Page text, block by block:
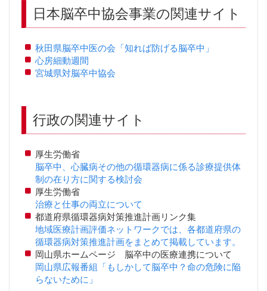
日本脳卒中協会事業の関連サイト
秋田県脳卒中医の会「知れば防げる脳卒中」
心房細動週間
宮城県対脳卒中協会
行政の関連サイト
厚生労働省
脳卒中、心臓病その他の循環器病に係る診療提供体
制の在り方に関する検討会
厚生労働省
治療と仕事の両立について
都道府県循環器病対策推進計画リンク集
地域医療計画評価ネットワークでは、各都道府県の
循環器病対策推進計画をまとめて掲載しています。
岡山県ホームページ 脳卒中の医療連携について
岡山県広報番組「もしかして脳卒中？命の危険に陥
らないために」